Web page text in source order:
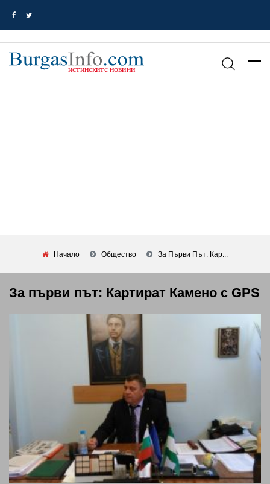
Начало Общество За Първи Път: Кар...
За първи път: Картират Камено с GPS